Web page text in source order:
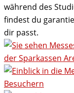
während des
findest du
dir passt.